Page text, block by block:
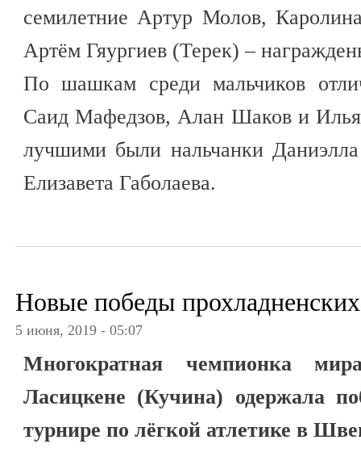
семилетние Артур Молов,
Артём Гяургиев (Терек) –
По шашкам среди мальчиков
Саид Мафедзов, Алан Шаков и
лучшими были нальчанки
Елизавета Габолаева.
Новые победы
5 июня, 2019 - 05:07
Многократная чемпионка
Ласицкене (Кучина) одержала
турнире по лёгкой атлетике в